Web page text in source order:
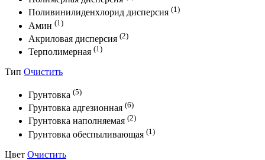
Поливинилиденхлорид дисперсия (1)
Амин (1)
Акриловая дисперсия (2)
Терполимерная (1)
Тип Очистить
Грунтовка (5)
Грунтовка адгезионная (6)
Грунтовка наполняемая (2)
Грунтовка обеспыливающая (1)
Цвет Очистить